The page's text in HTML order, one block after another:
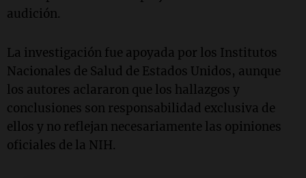
audición.
La investigación fue apoyada por los Institutos
Nacionales de Salud de Estados Unidos, aunque
los autores aclararon que los hallazgos y
conclusiones son responsabilidad exclusiva de
ellos y no reflejan necesariamente las opiniones
oficiales de la NIH.